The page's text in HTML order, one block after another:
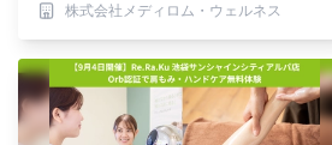
株式会社メディロム・ウェルネス